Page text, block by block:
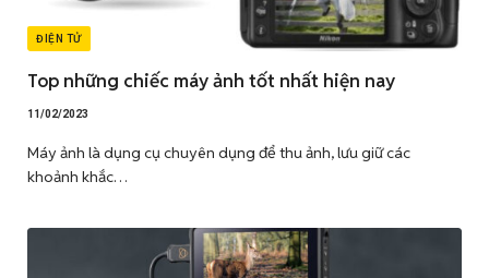
ĐIỆN TỬ
Top những chiếc máy ảnh tốt nhất hiện nay
11/02/2023
Máy ảnh là dụng cụ chuyên dụng để thu ảnh, lưu giữ các
khoảnh khắc…